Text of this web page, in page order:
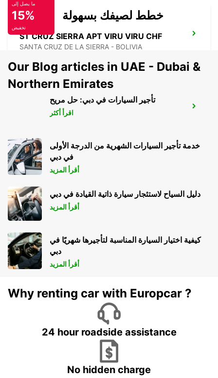
ST CRUZ SIERRA APT VIRU VIRU CHF
SANTA CRUZ DE LA SIERRA - BOLIVIA
SANTA CRUZ SIERRA INT APT VIRU VIRU
SANTA CRUZ DE LA SIERRA - BOLIVIA
ما يصل إلى
15%
تخفيض
خطط لصيفك بسهولة
Our Blog articles in UAE - Dubai &
Northern Emirates
تأجير السيارات في دبي: حل مريح
اقرأ أكثر
خدمة تأجير السيارات الشهرية من الدرجة الأولى
في دبي
أقرأ المزيد
دليل السياح لاستئجار سيارة ذاتية القيادة في دبي
أقرأ المزيد
كيفية اختيار السيارة المناسبة لتأجيرها شهريًا في
دبي
أقرأ المزيد
Why renting car with Europcar ?
24 hour roadside assistance
No hidden charge